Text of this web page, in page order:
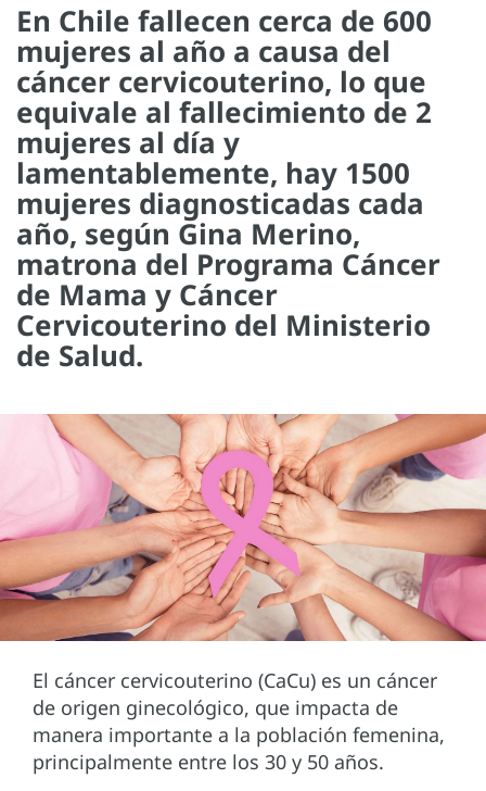
En Chile fallecen cerca de 600
mujeres al año a causa del
cáncer cervicouterino, lo que
equivale al fallecimiento de 2
mujeres al día y
lamentablemente, hay 1500
mujeres diagnosticadas cada
año, según Gina Merino,
matrona del Programa Cáncer
de Mama y Cáncer
Cervicouterino del Ministerio
de Salud.
El cáncer cervicouterino (CaCu) es un cáncer
de origen ginecológico, que impacta de
manera importante a la población femenina,
principalmente entre los 30 y 50 años.